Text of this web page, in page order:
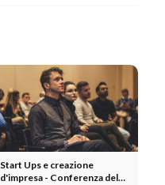
Start Ups e creazione
d'impresa - Conferenza del